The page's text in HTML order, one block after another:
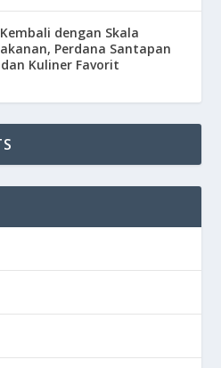
dengan Skala
Perdana Santapan
Kuliner Favorit